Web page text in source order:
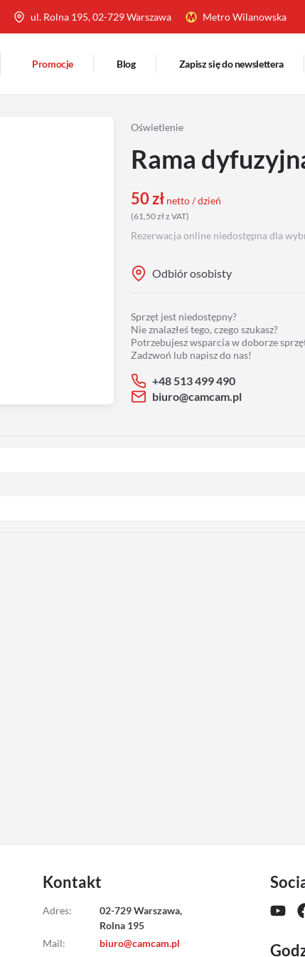
ul. Rolna 195, 02-729 Warszawa Metro Wilanowska
Promocje Blog Zapisz się do newslettera
Oświetlenie
Rama
50zł netto / dzień
(61,50złz VAT)
Rezerwacja online niedostępna dla
Odbiór osobisty
Sprzęt jest niedostępny?
Nie znalazłeś tego, czego szukasz?
Potrzebujesz wsparcia w doborze
Zadzwoń lub napisz do nas!
+48 513 499 490
biuro@camcam.pl
Kontakt
Adres:
02-729 Warszawa,
Rolna 195
Mail:
biuro@camcam.pl